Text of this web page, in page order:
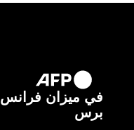
في ميزان فرانس
برس